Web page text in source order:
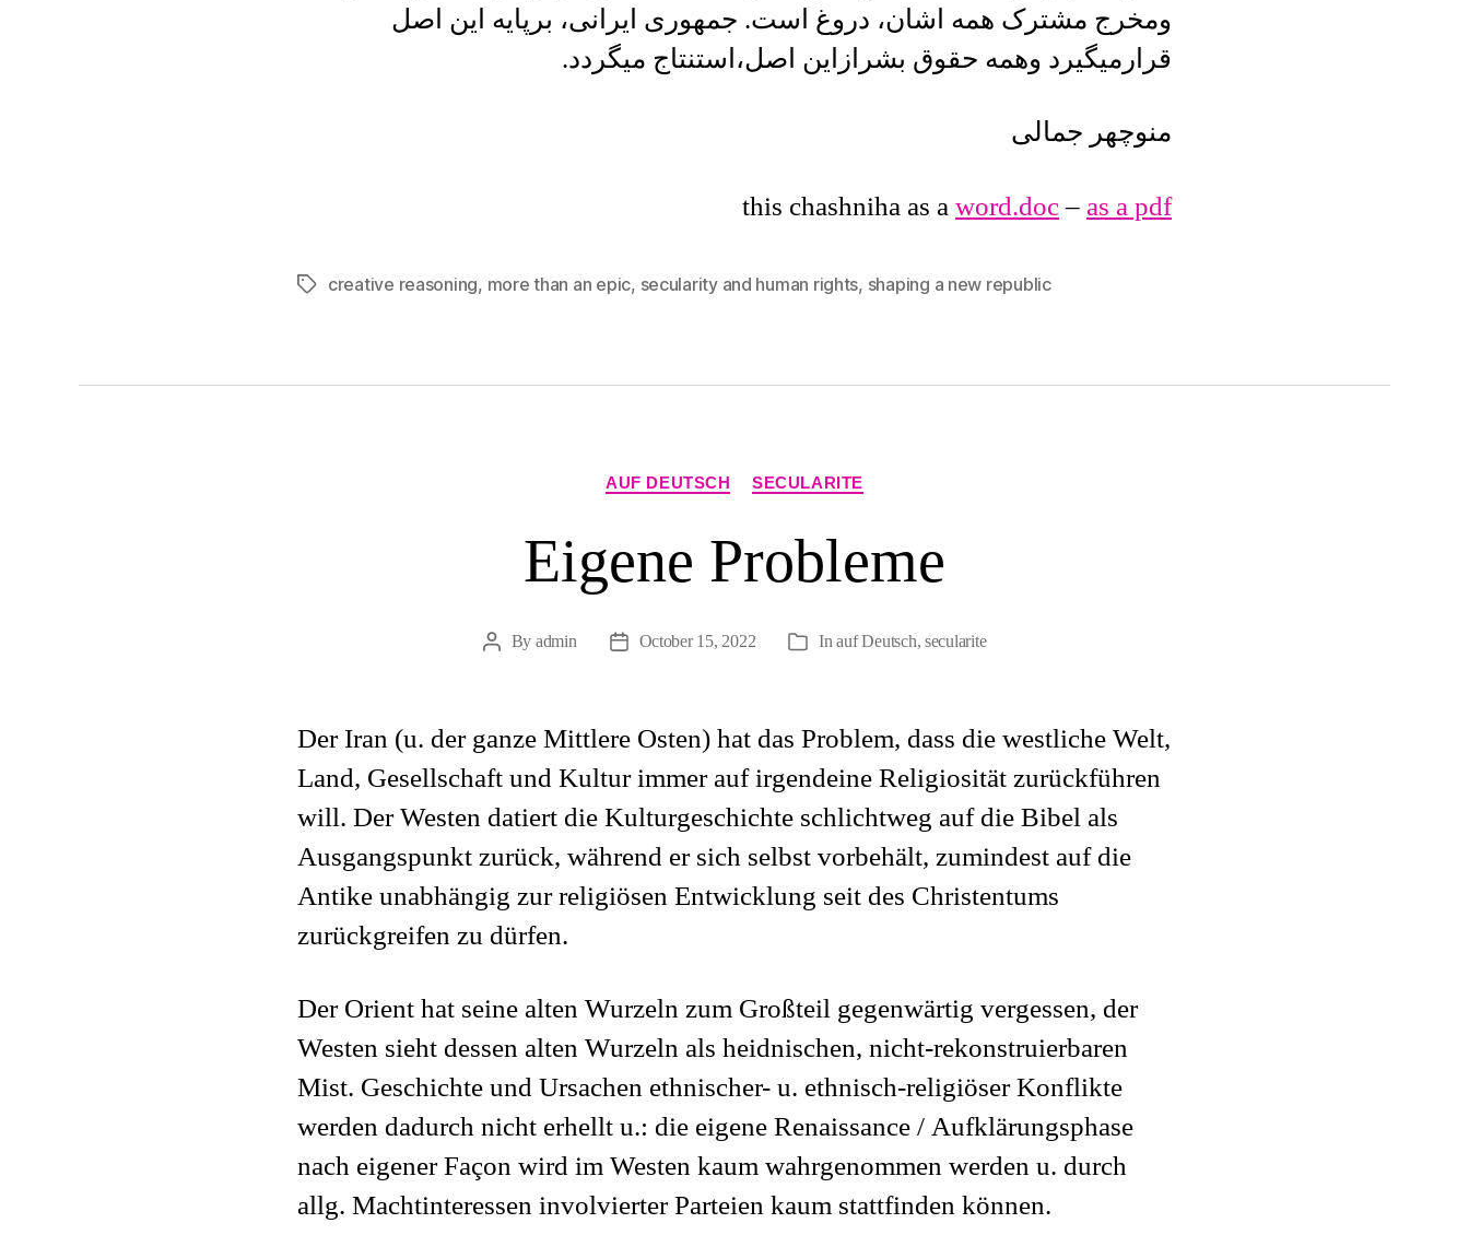
ومخرج مشترک همه اشان، دروغ است. جمهوری ایرانی، برپایه این اصل
قرارمیگیرد وهمه حقوق بشرازاین اصل،استنتاج میگردد.
منوچهر جمالی
this chashniha as aword.doc– as a pdf
Tagscreative reasoning, more than an epic, secularity and human rights, shaping a new republic
Categories
AUF DEUTSCH SECULARITE
Eigene Probleme
PostBy admin
PostOctober 15, 2022 Categories
Inauf Deutsch, secularite
Der Iran (u. der ganze Mittlere Osten) hat das Problem, dass die westliche Welt,
Land, Gesellschaft und Kultur immer auf irgendeine Religiosität zurückführen
will. Der Westen datiert die Kulturgeschichte schlichtweg auf die Bibel als
Ausgangspunkt zurück, während er sich selbst vorbehält, zumindest auf die
Antike unabhängig zur religiösen Entwicklung seit des Christentums
zurückgreifen zu dürfen.
Der Orient hat seine alten Wurzeln zum Großteil gegenwärtig vergessen, der
Westen sieht dessen alten Wurzeln als heidnischen, nicht-rekonstruierbaren
Mist. Geschichte und Ursachen ethnischer- u. ethnisch-religiöser Konflikte
werden dadurch nicht erhellt u.: die eigene Renaissance / Aufklärungsphase
nach eigener Façon wird im Westen kaum wahrgenommen werden u. durch
allg. Machtinteressen involvierter Parteien kaum stattfinden können.